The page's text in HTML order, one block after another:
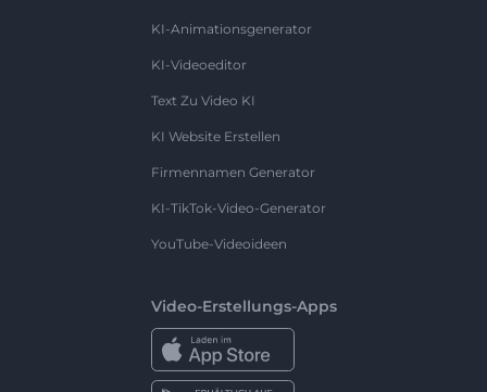
KI-Animationsgenerator
KI-Videoeditor
Text Zu Video KI
KI Website Erstellen
Firmennamen Generator
KI-TikTok-Video-Generator
YouTube-Videoideen
Video-Erstellungs-Apps